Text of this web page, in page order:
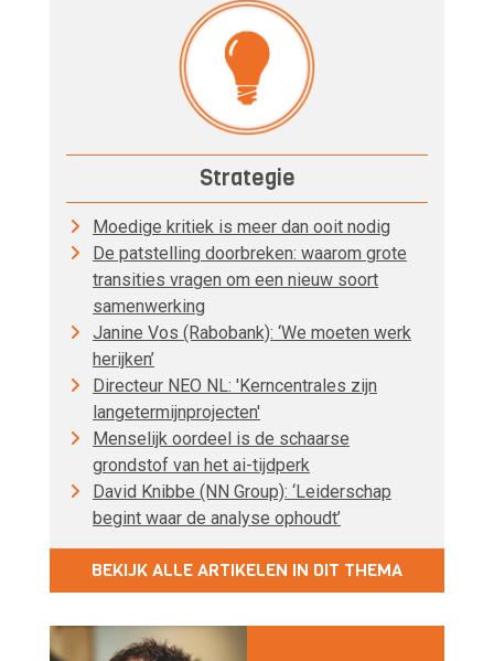
Strategie
Moedige kritiek is meer dan ooit nodig
De patstelling doorbreken: waarom grote
transities vragen om een nieuw soort
samenwerking
Janine Vos (Rabobank): ‘We moeten werk
herijken’
Directeur NEO NL: 'Kerncentrales zijn
langetermijnprojecten'
Menselijk oordeel is de schaarse
grondstof van het ai-tijdperk
David Knibbe (NN Group): ‘Leiderschap
begint waar de analyse ophoudt’
BEKIJK ALLE ARTIKELEN IN DIT THEMA